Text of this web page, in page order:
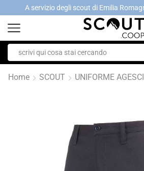
Home SCOUT UNIFORME AGESCI